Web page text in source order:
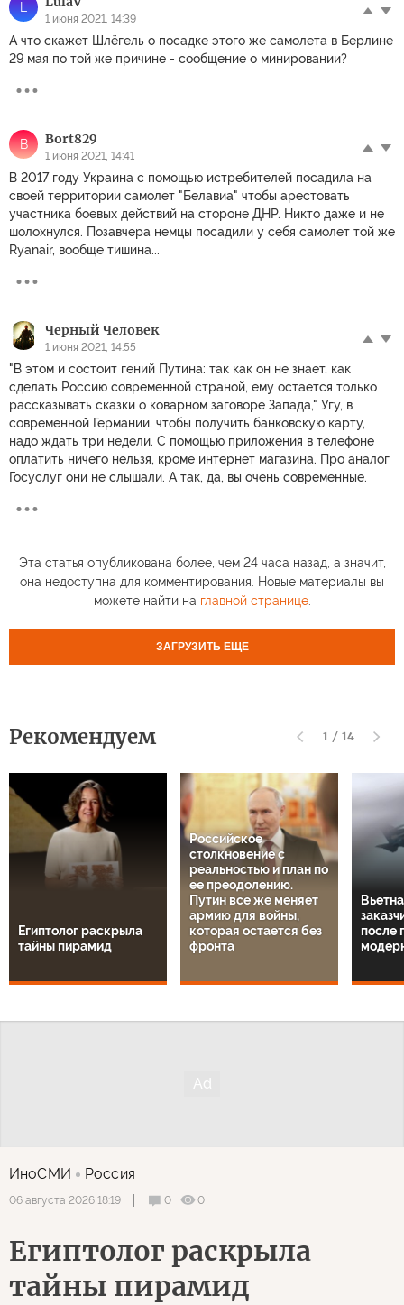
L
1 июня 2021, 14:39
А что скажет Шлёгель о посадке этого же самолета в Берлине
29 мая по той же причине - сообщение о минировании?
B Bort829
1 июня 2021, 14:41
В 2017 году Украина с помощью истребителей посадила на
своей территории самолет "Белавиа" чтобы арестовать
участника боевых действий на стороне ДНР. Никто даже и не
шолохнулся. Позавчера немцы посадили у себя самолет той же
Ryanair, вообще тишина...
Черный Человек
1 июня 2021, 14:55
"В этом и состоит гений Путина: так как он не знает, как
сделать Россию современной страной, ему остается только
рассказывать сказки о коварном заговоре Запада," Угу, в
современной Германии, чтобы получить банковскую карту,
надо ждать три недели. С помощью приложения в телефоне
оплатить ничего нельзя, кроме интернет магазина. Про аналог
Госуслуг они не слышали. А так, да, вы очень современные.
Эта статья опубликована более, чем 24 часа назад, а значит,
она недоступна для комментирования. Новые материалы вы
можете найти на главной странице.
ЗАГРУЗИТЬ ЕЩЕ
Рекомендуем 1 / 14
Египтолог раскрыла
тайны пирамид
Российское
столкновение с
реальностью и план по
ее преодолению.
Путин все же меняет
армию для войны,
которая остается без
фронта
после
ИноСМИ Россия
06 августа 2026 18:19 0 0
Египтолог раскрыла
тайны пирамид